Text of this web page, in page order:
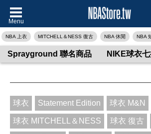
Menu
NBA 上衣 MITCHELL＆NESS 復古 NBA 休閒 NBA
Sprayground 聯名商品 NIKE球衣
球衣 Statement Edition 球衣 M&N
球衣 MITCHELL＆NESS 球衣 復古